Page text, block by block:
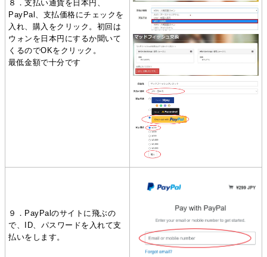
８．支払い通貨を日本円、
PayPal、支払価格にチェックを
入れ、購入をクリック。初回は
ウォンを日本円にするか聞いて
くるのでOKをクリック。
最低金額で十分です
９．PayPalのサイトに飛ぶの
で、ID、パスワードを入れて支
払いをします。